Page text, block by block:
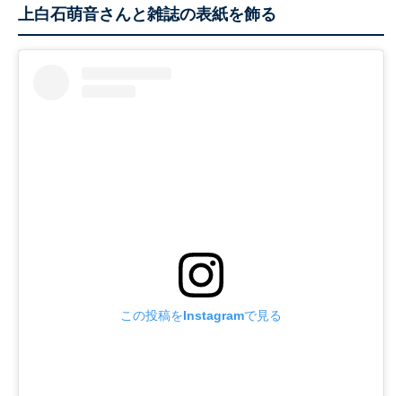
上白石萌音さんと雑誌の表紙を飾る
この投稿をInstagramで見る